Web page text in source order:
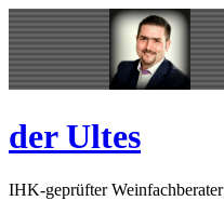
Skip
to
content
Open
Sidebar
der Ultes
IHK-geprüfter Weinfachberater